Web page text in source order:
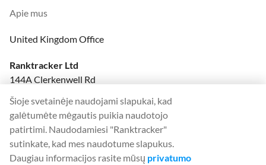
Apie mus
United Kingdom Office
Ranktracker Ltd
144A Clerkenwell Rd
Company No: 08820809
felix@ranktracker.com
Šioje svetainėje naudojami slapukai, kad
galėtumėte mėgautis puikia naudotojo
patirtimi. Naudodamiesi "Ranktracker"
sutinkate, kad mes naudotume slapukus.
Daugiau informacijos rasite mūsų privatumo